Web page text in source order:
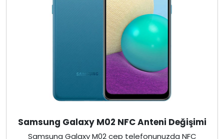
Samsung Galaxy M02 NFC Anteni Değişimi
Samsung Galaxy M02 cep telefonunuzda NFC